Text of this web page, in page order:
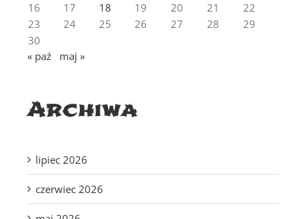
16
17 18 19 20 21
22
23
24 25 26 27 28
29
30
« paź
maj »
Archiwa
lipiec 2026
czerwiec 2026